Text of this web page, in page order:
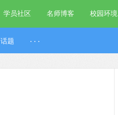
学员社区 名师博客 校园环境
话题 · · ·